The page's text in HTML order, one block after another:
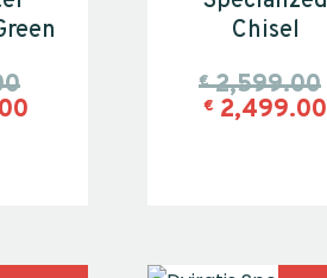
Chisel
€ 2,599.00
€ 2,499.00